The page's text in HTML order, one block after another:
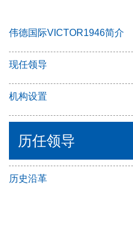
伟德国际VICTOR1946简介
现任领导
机构设置
历任领导
历史沿革